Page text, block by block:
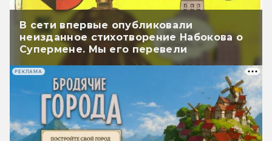
В сети впервые опубликовали
неизданное стихотворение Набокова о
Супермене. Мы его перевели
РЕКЛАМА